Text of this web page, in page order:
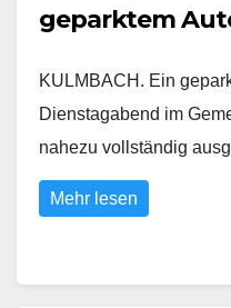
geparktem
KULMBACH. Ein
Dienstagabend im
nahezu vollständig
Mehr lesen